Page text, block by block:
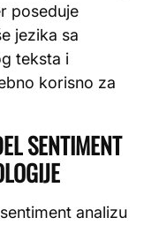
poseduje
jezika sa
teksta i
korisno za
SENTIMENT
analizu